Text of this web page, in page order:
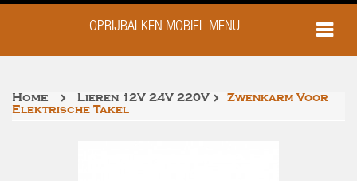
OPRIJBALKEN MOBIEL MENU
Home Lieren 12V 24V 220V
Zwenkarm Voor
Elektrische Takel